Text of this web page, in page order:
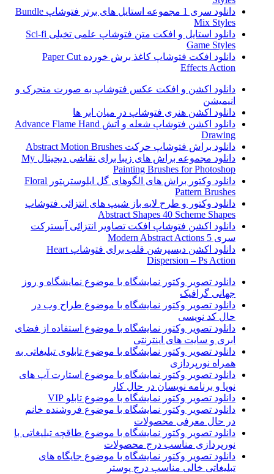
دانلود سری 1 مجموعه استایل های برتر فتوشاپ Bundle
Mix Styles
دانلود استایل و افکت متن فتوشاپ علمی تخیلی Sci-fi
Game Styles
دانلود افکت فتوشاپ کاغذ برش خورده Paper Cut
Effects Action
دانلود اکشن و افکت عکس فتوشاپ به صورت متحرک و
انیمیشن
دانلود اکشن هنری فتوشاپ در میان ابر ها
دانلود اکشن فتوشاپ شعله و آتش Advance Flame Hand
Drawing
دانلود براش فتوشاپ حرکت Abstract Motion Brushes
دانلود مجموعه براش های زیبا برای نقاشی دیجیتال My
Painting Brushes for Photoshop
دانلود وکتور براش های الگوهای گل ایلوستریتور Floral
Pattern Brushes
دانلود وکتور و طرح لایه باز شیپ های انتزائی فتوشاپ
Abstract Shapes 40 Scheme Shapes
دانلود اکشن فتوشاپ افکت تصاویر انتزائی آبسترکت
سری 5 Modern Abstract Actions
دانلود اکشن دیسپرشن قلب برای فتوشاپ Heart
Dispersion – Ps Action
دانلود تصویر وکتور نمایشگاه با موضوع نمایشگاه و روز
جهانی گرافیک
دانلود تصویر وکتور نمایشگاه با موضوع طراح وب در
حال کد نویسی
دانلود تصویر وکتور نمایشگاه با موضوع استفاده از فضای
ابری و سایت های اینترنتی
دانلود تصویر وکتور نمایشگاه با موضوع تابلوی تبلیغاتی به
همراه نورپردازی
دانلود تصویر وکتور نمایشگاه با موضوع استارت آپ های
نوپا و برنامه نویسان در حال کار
دانلود تصویر وکتور نمایشگاه با موضوع تابلو VIP
دانلود تصویر وکتور نمایشگاه با موضوع فروشنده خانم
در حال معرفی محصولات
دانلود تصویر وکتور نمایشگاه با موضوع طاقچه تبلیغاتی با
نورپردازی مناسب درج محصولات
دانلود تصویر وکتور نمایشگاه با موضوع جایگاه های
تبلیغاتی خالی مناسب درج پوستر